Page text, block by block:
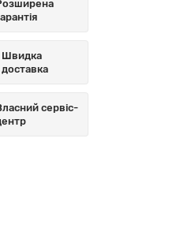
Швидка
доставка
сервіс-